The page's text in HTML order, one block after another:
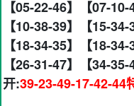
【05-22-46】【07-10-
【10-38-39】【15-34-
【18-34-35】【18-34-
【26-31-47】【34-
开:39-23-49-17-42-44